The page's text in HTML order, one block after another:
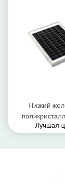
Низкий
модуль Пв,
Лучшая